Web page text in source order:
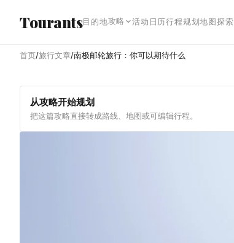
Tourants目的地攻略 活动日历行程规划地图探索
首页/旅行文章/南极邮轮旅行：你可以期待什么
从攻略开始规划
把这篇攻略直接转成路线、地图或可编辑行程。